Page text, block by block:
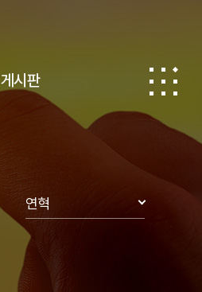
게시판
연혁
연혁
공지사항